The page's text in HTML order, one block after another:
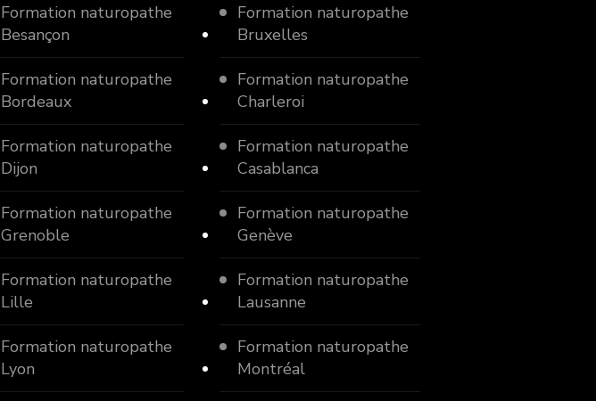
Formation naturopathe
Besançon
Formation naturopathe
Bordeaux
Formation naturopathe
Dijon
Formation naturopathe
Grenoble
Formation naturopathe
Lille
Formation naturopathe
Lyon
Formation naturopathe
Bruxelles
Formation naturopathe
Charleroi
Formation naturopathe
Casablanca
Formation naturopathe
Genève
Formation naturopathe
Lausanne
Formation naturopathe
Montréal